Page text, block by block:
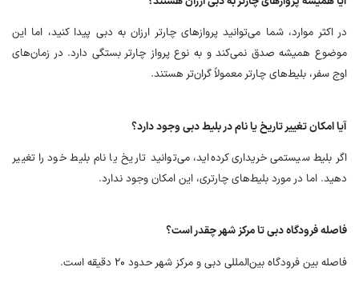
در اکثر موارد، شما می‌توانید پروازهای چارتر ارزان به دبی پیدا کنید، اما این
موضوع همیشه صدق نمی‌کند و به نوع پرواز چارتر بستگی دارد. در زمان‌های
اوج سفر، بلیط‌های چارتر معمولاً گران‌تر هستند.
آیا امکان تغییر تاریخ یا نام در بلیط دبی وجود دارد؟
اگر بلیط سیستمی خریداری کرده‌اید، می‌توانید تاریخ یا نام بلیط خود را تغییر
دهید. اما در مورد بلیط‌های چارتری، این امکان وجود ندارد.
فاصله فرودگاه دبی تا مرکز شهر چقدر است؟
فاصله بین فرودگاه بین‌المللی دبی و مرکز شهر حدود ۲۰ دقیقه است.